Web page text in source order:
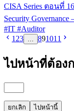
CISA Series ตอนที่
Security
#IT #Auditor
1 23 891011
ไปหน้าที่ต้อง
ยกเลิก ไปหน้านี้